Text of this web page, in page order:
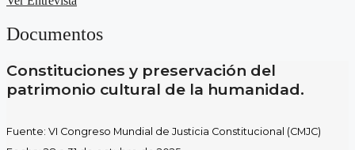
Documentos
Constituciones y preservación del
patrimonio cultural de la humanidad.
Fuente: VI Congreso Mundial de Justicia Constitucional (CMJC)